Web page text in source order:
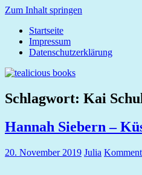
Zum Inhalt springen
tealicious
books
Startseite
Impressum
Datenschutzerklärung
Schlagwort: Kai
Hannah Siebern –
20. November 2019 Julia